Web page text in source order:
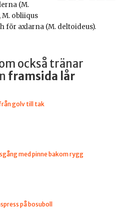
(M.
obliiqus
för axlarna (M. deltoideus).
också tränar
framsida lår
golv till tak
med pinne bakom rygg
på bosuboll